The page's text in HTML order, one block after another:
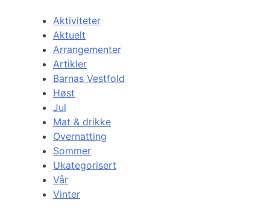
Aktiviteter
Aktuelt
Arrangementer
Artikler
Barnas Vestfold
Høst
Jul
Mat & drikke
Overnatting
Sommer
Ukategorisert
Vår
Vinter